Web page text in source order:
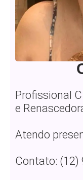
Profissional
e
Atendo
Contato: (12)